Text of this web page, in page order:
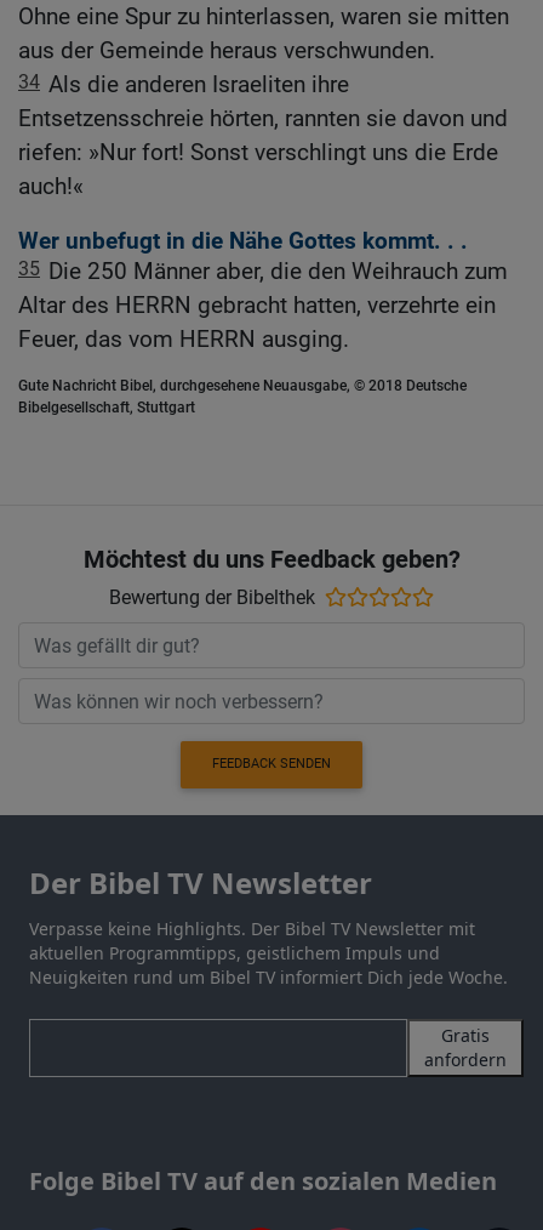
Ohne eine Spur zu hinterlassen, waren sie mitten
aus der Gemeinde heraus verschwunden.
34 Als die anderen Israeliten ihre
Entsetzensschreie hörten, rannten sie davon und
riefen: »Nur fort! Sonst verschlingt uns die Erde
auch!«
Wer unbefugt in die Nähe Gottes kommt. . .
35 Die 250 Männer aber, die den Weihrauch zum
Altar des HERRN gebracht hatten, verzehrte ein
Feuer, das vom HERRN ausging.
Gute Nachricht Bibel, durchgesehene Neuausgabe, © 2018 Deutsche
Bibelgesellschaft, Stuttgart
Möchtest du uns Feedback geben?
Bewertung der Bibelthek
FEEDBACK SENDEN
Der Bibel TV Newsletter
Verpasse keine Highlights. Der Bibel TV Newsletter mit
aktuellen Programmtipps, geistlichem Impuls und
Neuigkeiten rund um Bibel TV informiert Dich jede Woche.
Gratis
anfordern
Folge Bibel TV auf den sozialen Medien